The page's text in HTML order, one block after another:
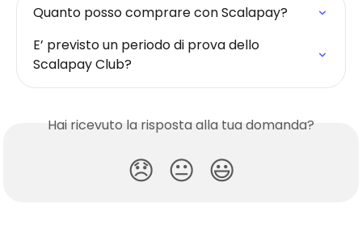
Quanto posso comprare con Scalapay?
E’ previsto un periodo di prova dello
Scalapay Club?
Hai ricevuto la risposta alla tua domanda?
😞 😐 😃